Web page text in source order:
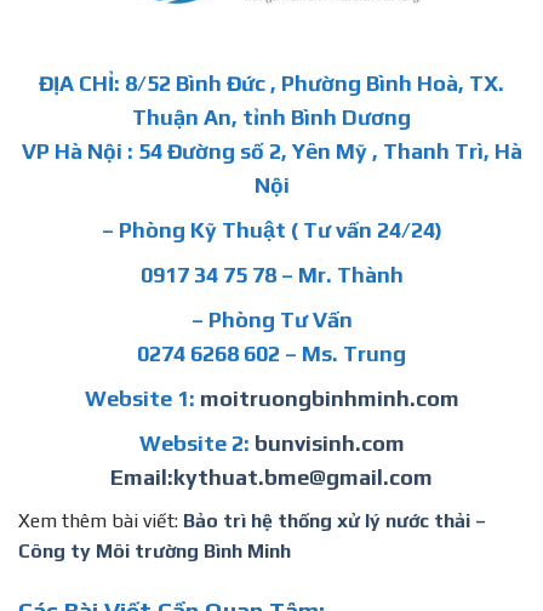
ĐỊA CHỈ: 8/52 Bình Đức , Phường Bình Hoà, TX.
Thuận An, tỉnh Bình Dương
VP Hà Nội : 54 Đường số 2, Yên Mỹ , Thanh Trì, Hà
Nội
– Phòng Kỹ Thuật ( Tư vấn 24/24)
0917 34 75 78 – Mr. Thành
– Phòng Tư Vấn
0274 6268 602 – Ms. Trung
Website 1: moitruongbinhminh.com
Website 2: bunvisinh.com
Email:kythuat.bme@gmail.com
Xem thêm bài viết: Bảo trì hệ thống xử lý nước thải –
Công ty Môi trường Bình Minh